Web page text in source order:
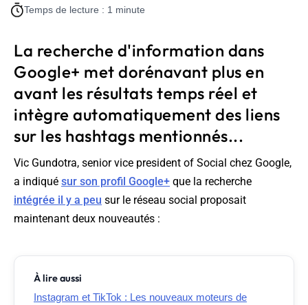
Temps de lecture : 1 minute
La recherche d'information dans
Google+ met dorénavant plus en
avant les résultats temps réel et
intègre automatiquement des liens
sur les hashtags mentionnés...
Vic Gundotra, senior vice president of Social chez Google,
a indiqué sur son profil Google+ que la recherche
intégrée il y a peu sur le réseau social proposait
maintenant deux nouveautés :
À lire aussi
Instagram et TikTok : Les nouveaux moteurs de